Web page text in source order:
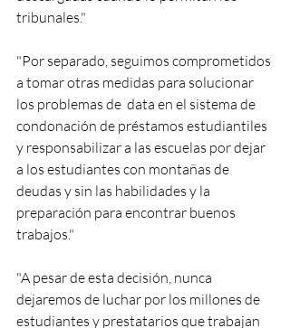
tribunales."
"Por separado, seguimos comprometidos
a tomar otras medidas para solucionar
los problemas de  data en el sistema de
condonación de préstamos estudiantiles
y responsabilizar a las escuelas por dejar
a los estudiantes con montañas de
deudas y sin las habilidades y la
preparación para encontrar buenos
trabajos."
"A pesar de esta decisión, nunca
dejaremos de luchar por los millones de
estudiantes y prestatarios que trabajan